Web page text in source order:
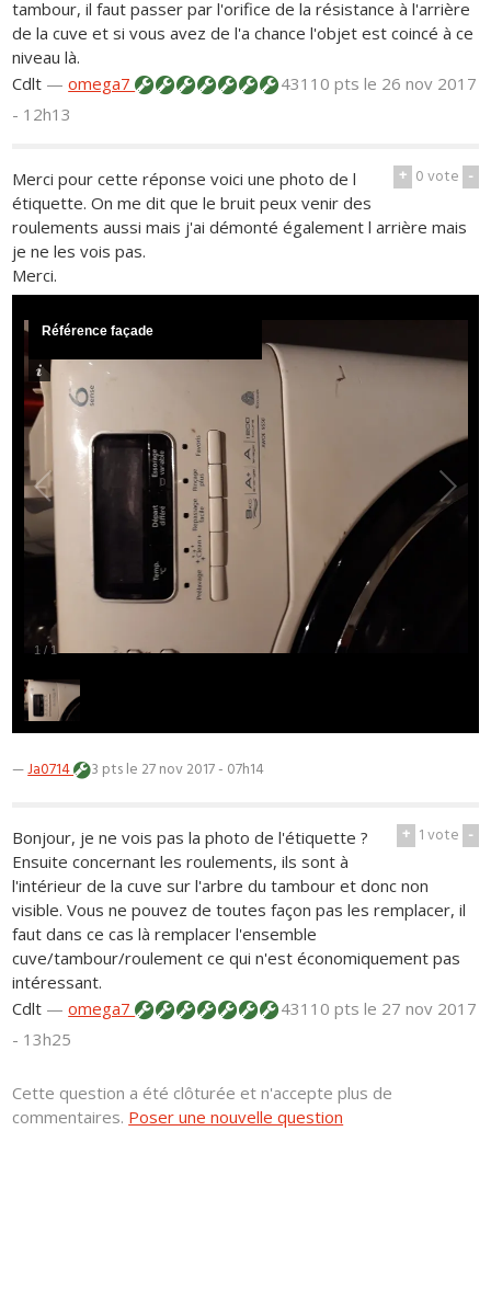
tambour, il faut passer par l'orifice de la résistance à l'arrière
de la cuve et si vous avez de l'a chance l'objet est coincé à ce
niveau là.
Cdlt —omega7 43110 ptsle 26 nov 2017
- 12h13
+ 0vote -
Merci pour cette réponse voici une photo de l
étiquette. On me dit que le bruit peux venir des
roulements aussi mais j'ai démonté également l arrière mais
je ne les vois pas.
Merci.
1 / 1
Référence façade
—Ja0714 3 ptsle 27 nov 2017 - 07h14
+ 1vote -
Bonjour, je ne vois pas la photo de l'étiquette ?
Ensuite concernant les roulements, ils sont à
l'intérieur de la cuve sur l'arbre du tambour et donc non
visible. Vous ne pouvez de toutes façon pas les remplacer, il
faut dans ce cas là remplacer l'ensemble
cuve/tambour/roulement ce qui n'est économiquement pas
intéressant.
Cdlt —omega7 43110 ptsle 27 nov 2017
- 13h25
Cette question a été clôturée et n'accepte plus de
commentaires. Poser une nouvelle question